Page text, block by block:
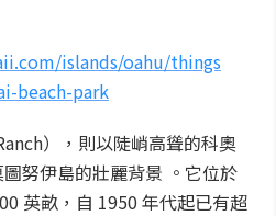
islands/oahu/things
beach-park
），則以陡峭高聳的科奧
努伊島的壯麗背景 。它位於
英畝，自 1950 年代起已有超